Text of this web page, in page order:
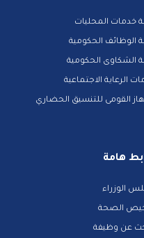
خدمات المحليات
الوظائف الحكومية
الشكاوى الحكومية
الرعاية الاجتماعية
القومى للتنسيق الحضاري
هامة
الوزراء
الصحة
عن وظيفة